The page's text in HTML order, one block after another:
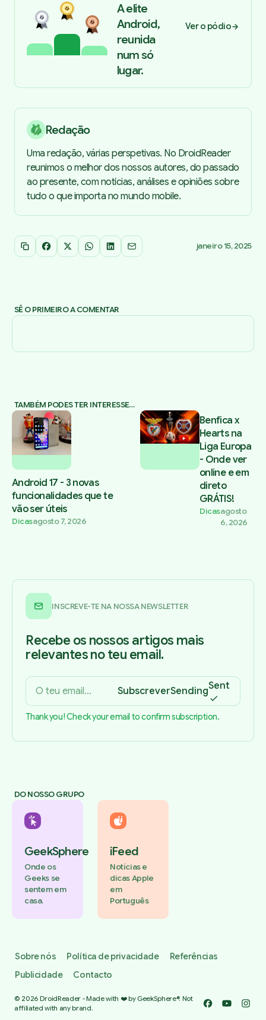
A elite
Android,
reunida
num só
lugar.
Ver o pódio
Redação
Uma redação, várias perspetivas. No DroidReader
reunimos o melhor dos nossos autores, do passado
ao presente, com notícias, análises e opiniões sobre
tudo o que importa no mundo mobile.
Copiar link
Facebook
X WhatsApp
LinkedInEmail janeiro 15, 2025
SÊ O PRIMEIRO A COMENTAR
TAMBÉM PODES TER INTERESSE…
Android 17 - 3 novas
funcionalidades que te
vão ser úteis
Dicasagosto 7, 2026
Benfica x
Hearts na
Liga Europa
- Onde ver
online e em
direto
GRÁTIS!
Dicasagosto
6, 2026
INSCREVE-TE NA NOSSA NEWSLETTER
Recebe os nossos artigos mais
relevantes no teu email.
SubscreverSendingSent
Thank you! Check your email to confirm subscription.
DO NOSSO GRUPO
GeekSphere
Onde os
Geeks se
sentem em
casa.
iFeed
Notícias e
dicas Apple
em
Português
Sobre nós Política de privacidade
Referências
Publicidade
Contacto
© 2026 DroidReader - Made with ❤️ by GeekSphere®. Not
affiliated with any brand.
Facebook
YouTube